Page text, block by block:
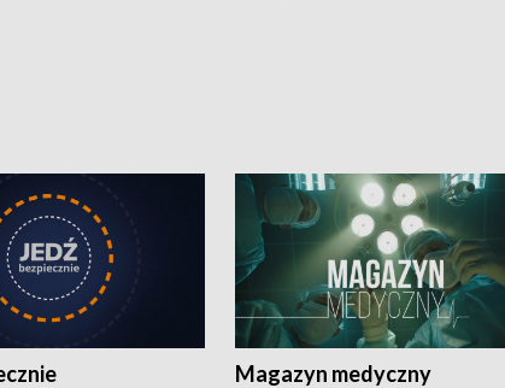
Magazyn medyczny